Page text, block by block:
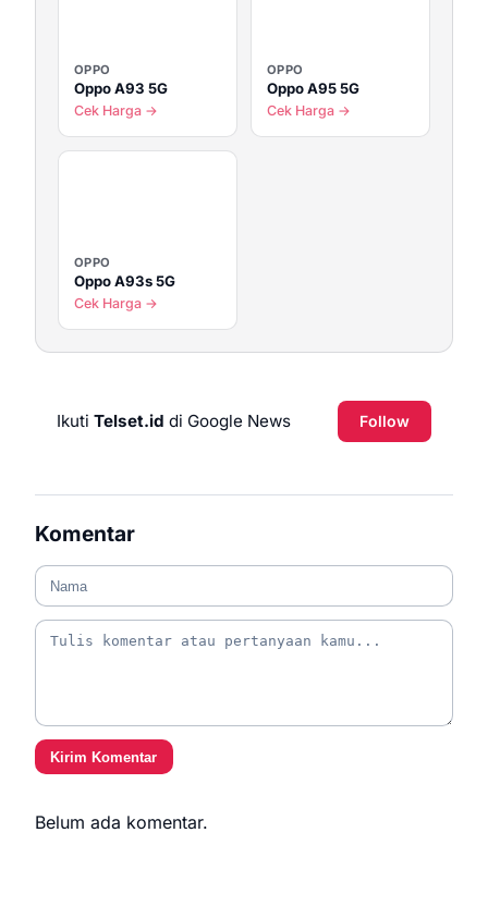
OPPO
Oppo A93 5G
Cek Harga →
OPPO
Oppo A95 5G
Cek Harga →
OPPO
Oppo A93s 5G
Cek Harga →
Ikuti Telset.id di Google News Follow
Komentar
Kirim Komentar
Belum ada komentar.